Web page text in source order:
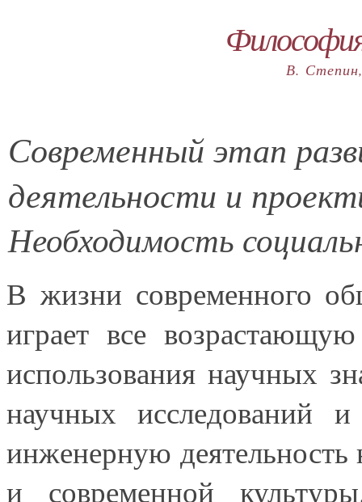
В.
Современный этап
деятельности и
Необходимость
В жизни современного
играет все
использования научных
научных исследований
инженерную
и современной